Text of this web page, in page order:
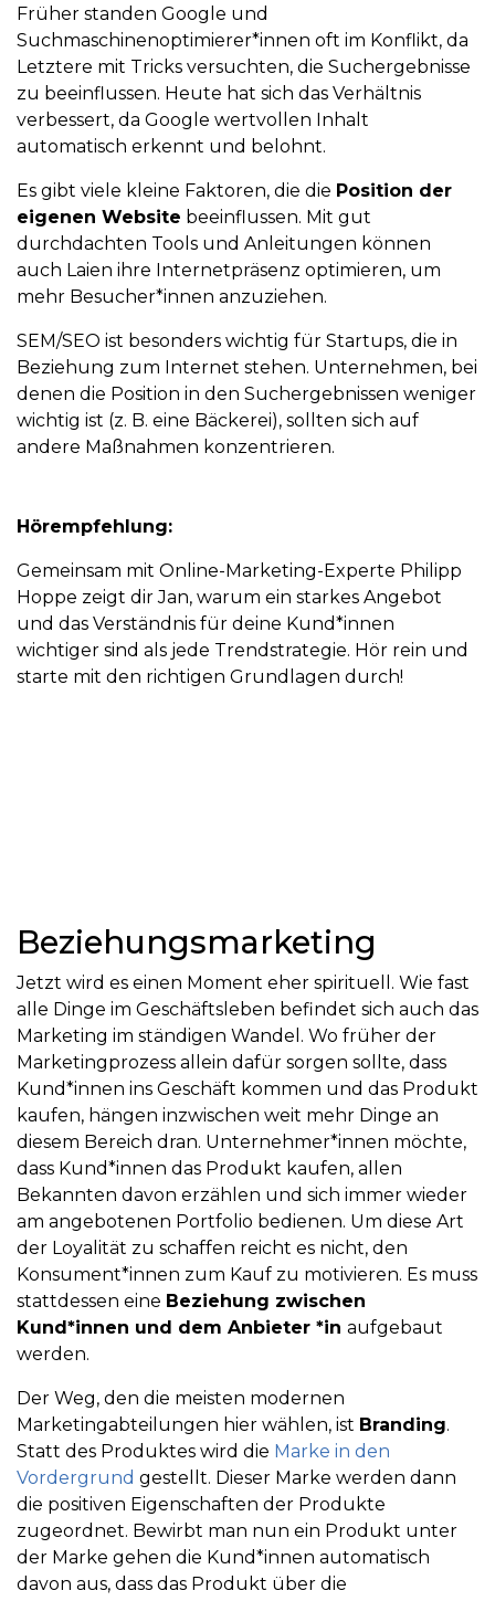
Früher standen Google und
Suchmaschinenoptimierer*innen oft im Konflikt, da
Letztere mit Tricks versuchten, die Suchergebnisse
zu beeinflussen. Heute hat sich das Verhältnis
verbessert, da Google wertvollen Inhalt
automatisch erkennt und belohnt.
Es gibt viele kleine Faktoren, die die Position der
eigenen Website beeinflussen. Mit gut
durchdachten Tools und Anleitungen können
auch Laien ihre Internetpräsenz optimieren, um
mehr Besucher*innen anzuziehen.
SEM/SEO ist besonders wichtig für Startups, die in
Beziehung zum Internet stehen. Unternehmen, bei
denen die Position in den Suchergebnissen weniger
wichtig ist (z. B. eine Bäckerei), sollten sich auf
andere Maßnahmen konzentrieren.
Hörempfehlung:
Gemeinsam mit Online-Marketing-Experte Philipp
Hoppe zeigt dir Jan, warum ein starkes Angebot
und das Verständnis für deine Kund*innen
wichtiger sind als jede Trendstrategie. Hör rein und
starte mit den richtigen Grundlagen durch!
Beziehungsmarketing
Jetzt wird es einen Moment eher spirituell. Wie fast
alle Dinge im Geschäftsleben befindet sich auch das
Marketing im ständigen Wandel. Wo früher der
Marketingprozess allein dafür sorgen sollte, dass
Kund*innen ins Geschäft kommen und das Produkt
kaufen, hängen inzwischen weit mehr Dinge an
diesem Bereich dran. Unternehmer*innen möchte,
dass Kund*innen das Produkt kaufen, allen
Bekannten davon erzählen und sich immer wieder
am angebotenen Portfolio bedienen. Um diese Art
der Loyalität zu schaffen reicht es nicht, den
Konsument*innen zum Kauf zu motivieren. Es muss
stattdessen eine Beziehung zwischen
Kund*innen und dem Anbieter *in aufgebaut
werden.
Der Weg, den die meisten modernen
Marketingabteilungen hier wählen, ist Branding.
Statt des Produktes wird die Marke in den
Vordergrund gestellt. Dieser Marke werden dann
die positiven Eigenschaften der Produkte
zugeordnet. Bewirbt man nun ein Produkt unter
der Marke gehen die Kund*innen automatisch
davon aus, dass das Produkt über die